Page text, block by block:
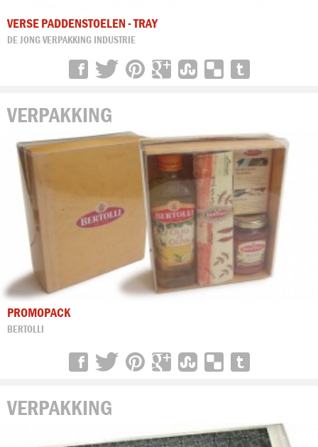
VERSE PADDENSTOELEN - TRAY
DE JONG VERPAKKING INDUSTRIE
VERPAKKING
PROMOPACK
BERTOLLI
VERPAKKING